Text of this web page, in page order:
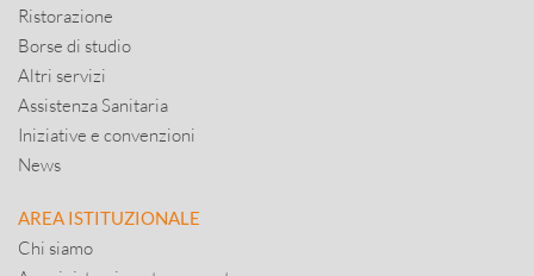
Ristorazione
Borse di studio
Altri servizi
Assistenza Sanitaria
Iniziative e convenzioni
News
AREA ISTITUZIONALE
Chi siamo